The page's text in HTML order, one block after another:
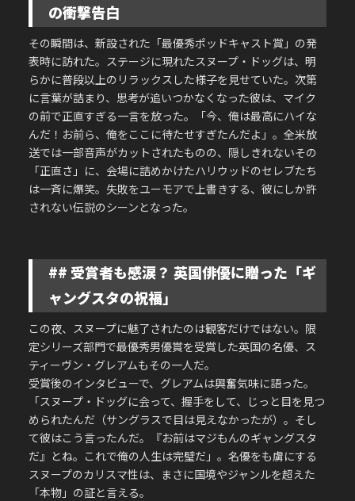
の衝撃告白
その瞬間は、新設された「最優秀ポッドキャスト賞」の発
表時に訪れた。ステージに現れたスヌープ・ドッグは、明
らかに普段以上のリラックスした様子を見せていた。 次第
に言葉が詰まり、思考が追いつかなくなった彼は、マイク
の前で正直すぎる一言を放った。「今、俺は最高にハイな
んだ！お前ら、俺をここに待たせすぎたんだよ」。 全米放
送では一部音声がカットされたものの、隠しきれないその
「正直さ」に、会場に詰めかけたハリウッドのセレブたち
は一斉に爆笑。失敗をユーモアで上書きする、彼にしか許
されない伝説のシーンとなった。
## 受賞者も感涙？ 英国俳優に贈った「ギ
ャングスタの祝福」
この夜、スヌープに魅了されたのは観客だけではない。限
定シリーズ部門で最優秀男優賞を受賞した英国の名優、ス
ティーヴン・グレアムもその一人だ。
受賞後のインタビューで、グレアムは興奮気味に語った。
「スヌープ・ドッグに会って、握手をして、じっと目を見つ
められたんだ（サングラスで目は見えなかったが）。そし
て彼はこう言ったんだ。『お前はマジもんのギャングスタ
だ』とね。これで俺の人生は完璧だ」。 名優をも虜にする
スヌープのカリスマ性は、まさに国境やジャンルを超えた
「本物」の証と言える。